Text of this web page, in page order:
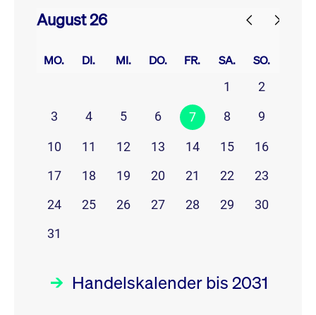
August 26
MO. DI. MI. DO. FR. SA. SO.
1
2
3
4 5 6 7 8 9
10 11 12 13 14 15
16
17
18 19 20 21 22
23
24
25 26 27 28 29
30
31
Handelskalender bis 2031